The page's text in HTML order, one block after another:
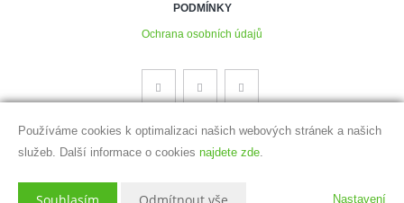
PODMÍNKY
Ochrana osobních údajů
Používáme cookies k optimalizaci našich webových stránek a našich
služeb. Další informace o cookies najdete zde.
Nastavení